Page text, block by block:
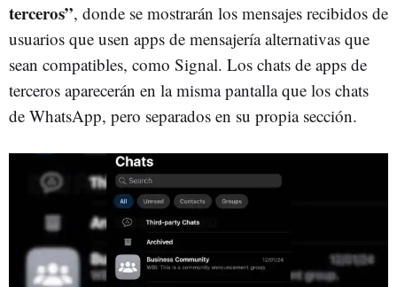
terceros”, donde se mostrarán los mensajes recibidos de
usuarios que usen apps de mensajería alternativas que
sean compatibles, como Signal. Los chats de apps de
terceros aparecerán en la misma pantalla que los chats
de WhatsApp, pero separados en su propia sección.